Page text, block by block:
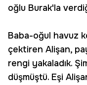
oğlu Burak'la
Baba-oğul havuz
çektiren Alişan,
rengi yakaladık.
düşmüştü. Eşi